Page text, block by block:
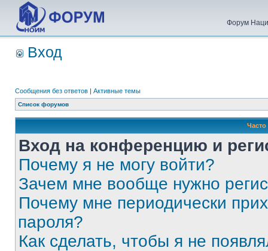
Форум
Вход
Сообщения без ответов | Активные темы
Список форумов
Вход на конференцию и
Почему я не могу войти?
Зачем мне вообще нужно
Почему мне периодически
пароля?
Как сделать, чтобы я не